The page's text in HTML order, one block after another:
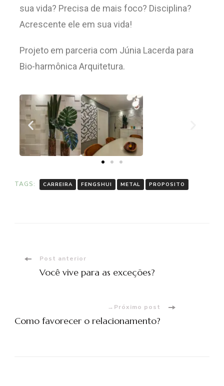
sua vida? Precisa de mais foco? Disciplina?
Acrescente ele em sua vida!
Projeto em parceria com Júnia Lacerda para
Bio-harmônica Arquitetura.
TAGS: CARREIRA FENGSHUI METAL PROPOSITO
Post anterior
Você vive para as exceções?
Próximo post
Como favorecer o relacionamento?